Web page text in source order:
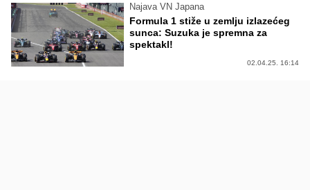
Najava VN Japana
Formula 1 stiže u zemlju izlazećeg
sunca: Suzuka je spremna za
spektakl!
02.04.25. 16:14